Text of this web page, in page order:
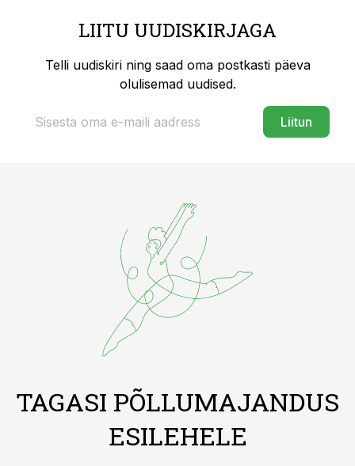
LIITU UUDISKIRJAGA
Telli uudiskiri ning saad oma postkasti päeva
olulisemad uudised.
Liitun
TAGASI PÕLLUMAJANDUS
ESILEHELE